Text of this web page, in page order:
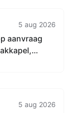
5 aug 2026
aanvraag
5 aug 2026